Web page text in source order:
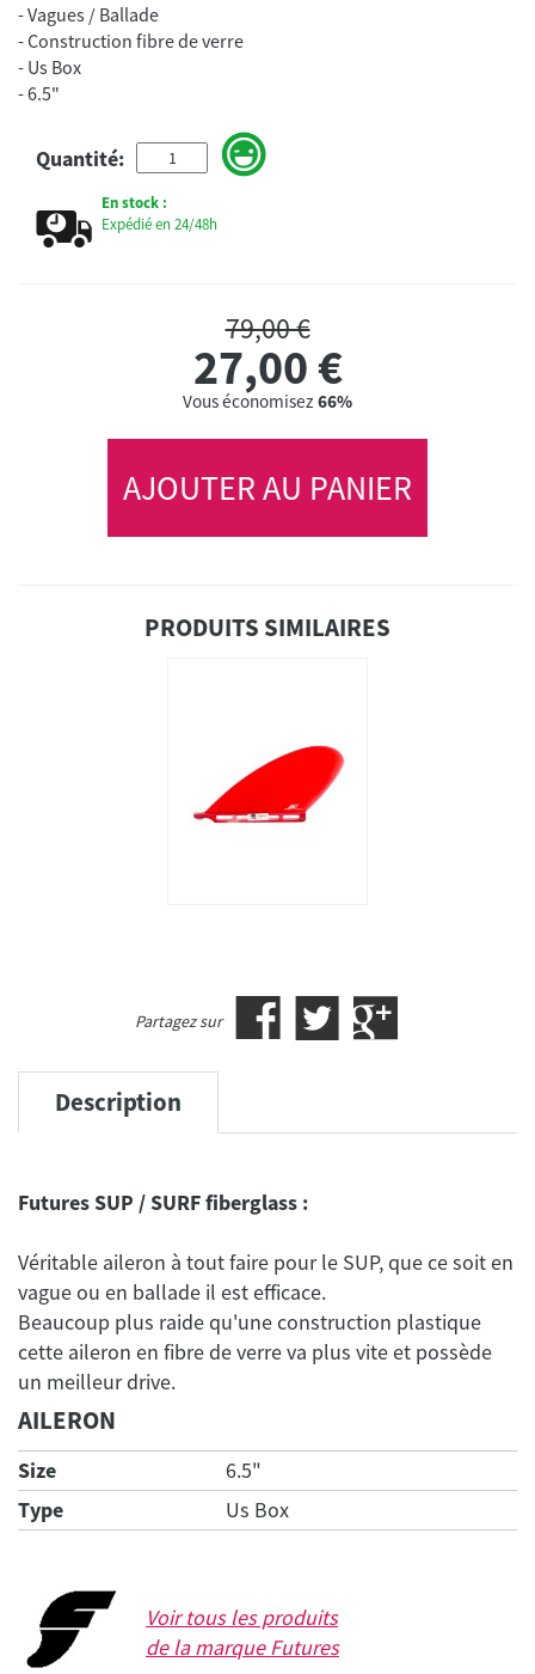
- Vagues / Ballade
- Construction fibre de verre
- Us Box
- 6.5"
Quantité:
En stock :
Expédié en 24/48h
79,00 €
27,00€
Vous économisez 66%
AJOUTER AU PANIER
PRODUITS SIMILAIRES
Partagez sur
Description
Futures SUP / SURF fiberglass :
Véritable aileron à tout faire pour le SUP, que ce soit en
vague ou en ballade il est efficace.
Beaucoup plus raide qu'une construction plastique
cette aileron en fibre de verre va plus vite et possède
AILERON
Size
6.5"
Type
Us Box
Voir tous les produits
de la marqueFutures